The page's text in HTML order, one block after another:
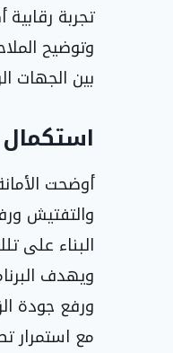
تجربة
وتوضيح
بين الجهات
أوضحت
والتفتيش
البناء على
ويهدف
ورفع جودة
مع استمرار